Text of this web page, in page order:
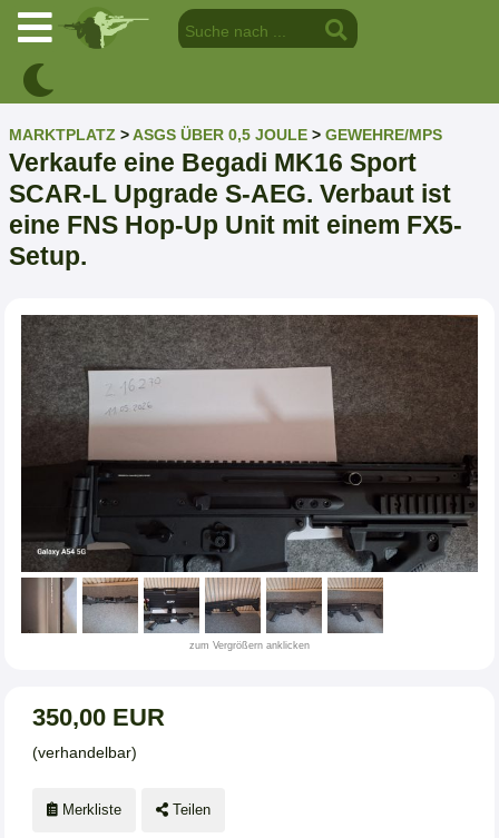
MARKTPLATZ >ASGS ÜBER 0,5 JOULE > GEWEHRE/MPS
Verkaufe eine Begadi MK16 Sport
SCAR-L Upgrade S-AEG. Verbaut ist
eine FNS Hop-Up Unit mit einem FX5-
Setup.
zum Vergrößern anklicken
350,00 EUR
(verhandelbar)
Merkliste Teilen